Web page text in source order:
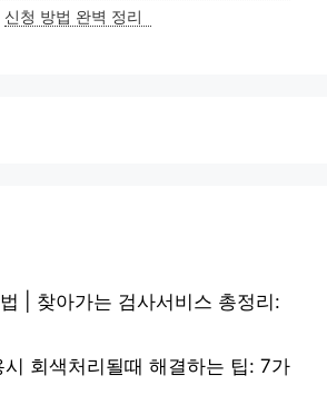
신청 방법 완벽 정리
| 찾아가는 검사서비스 총정리:
회색처리될때 해결하는 팁: 7가